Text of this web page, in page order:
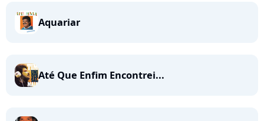
Aquariar
Até Que Enfim Encontrei...